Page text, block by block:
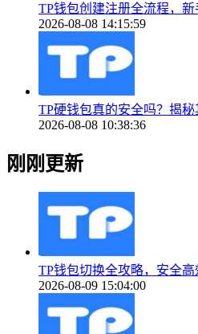
TP钱包创建注册全流程，
2026-08-08 14:15:59
TP硬钱包真的安全吗？揭
2026-08-08 10:38:36
刚刚更新
TP钱包切换全攻略，安全
2026-08-09 15:04:00